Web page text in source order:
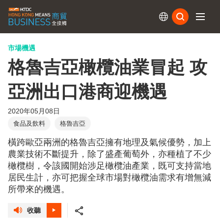
市場機遇
格魯吉亞橄欖油業冒起 攻
亞洲出口港商迎機遇
2020年05月08日
食品及飲料 格魯吉亞
橫跨歐亞兩洲的格魯吉亞擁有地理及氣候優勢，加上
農業技術不斷提升，除了盛產葡萄外，亦種植了不少
橄欖樹，令該國開始涉足橄欖油產業，既可支持當地
居民生計，亦可把握全球市場對橄欖油需求有增無減
所帶來的機遇。
收聽